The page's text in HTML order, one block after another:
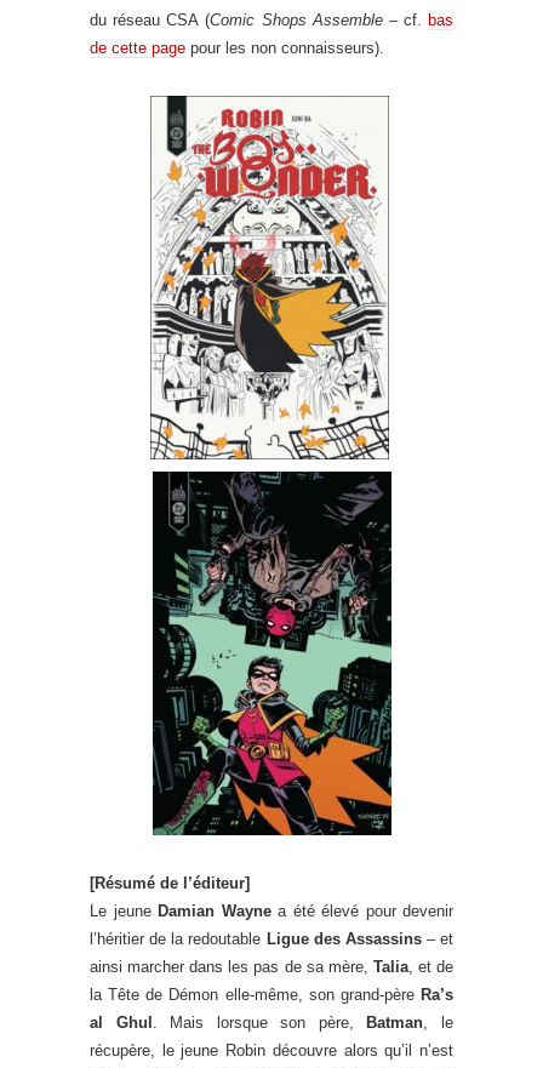
du réseau CSA (Comic Shops Assemble– cf. bas
de cette page pour les non connaisseurs).
[Résumé de l’éditeur]
Le jeune Damian Waynea été élevé pour devenir
l’héritier de la redoutable Ligue des Assassins– et
ainsi marcher dans les pas de sa mère, Talia, et de
la Tête de Démon elle-même, son grand-père Ra’s
al Ghul . Mais lorsque son père, Batman, le
récupère, le jeune Robin découvre alors qu’il n’est